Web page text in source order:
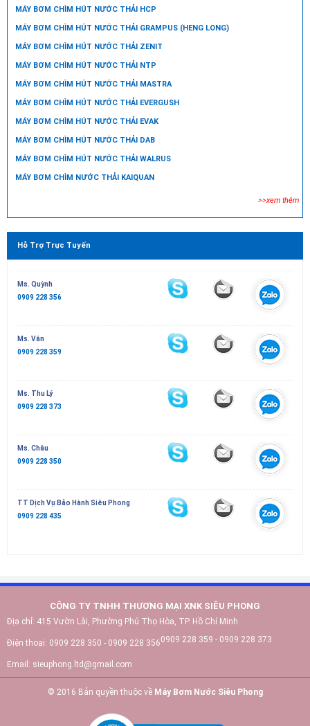
MÁY BƠM CHÌM HÚT NƯỚC THẢI HCP
MÁY BƠM CHÌM HÚT NƯỚC THẢI GRAMPUS (HENG LONG)
MÁY BƠM CHÌM HÚT NƯỚC THẢI ZENIT
MÁY BƠM CHÌM HÚT NƯỚC THẢI NTP
MÁY BƠM CHÌM HÚT NƯỚC THẢI MASTRA
MÁY BƠM CHÌM HÚT NƯỚC THẢI EVERGUSH
MÁY BƠM CHÌM HÚT NƯỚC THẢI EVAK
MÁY BƠM CHÌM HÚT NƯỚC THẢI DAB
MÁY BƠM CHÌM HÚT NƯỚC THẢI WALRUS
MÁY BƠM CHÌM NƯỚC THẢI KAIQUAN
>>xem thêm
Hỗ Trợ Trực Tuyến
Ms. Quỳnh
0909 228 356
Ms. Vân
0909 228 359
Ms. Thu Lý
0909 228 373
Ms. Châu
0909 228 350
TT Dịch Vụ Bảo Hành Siêu Phong
0909 228 435
CÔNG TY TNHH THƯƠNG MẠI XNK SIÊU PHONG
Địa chỉ: 415 Vườn Lài, Phường Phú Thọ Hòa, TP. Hồ Chí Minh
Điện thoại: 0909 228 350 - 0909 228 3560909 228 359 - 0909 228 373
Email: sieuphong.ltd@gmail.com
© 2016 Bản quyền thuộc về Máy Bơm Nước Siêu Phong